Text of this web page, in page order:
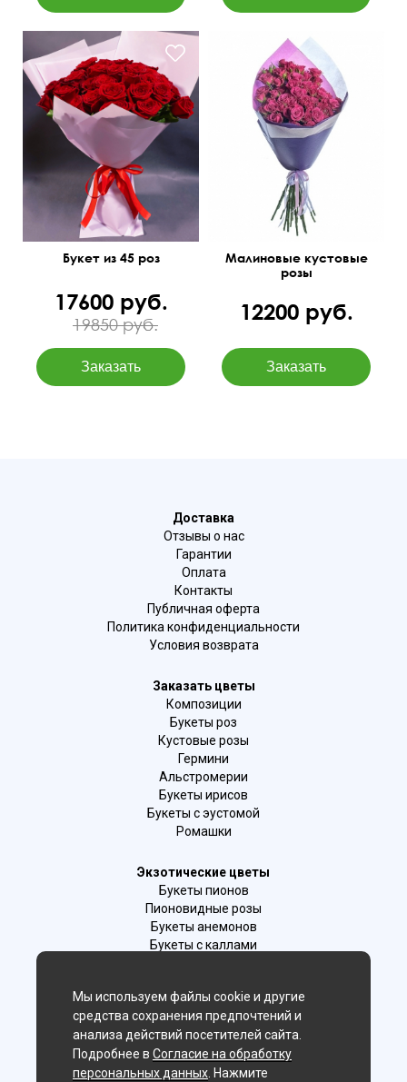
Букет из 45 роз
17600 руб.
19850 руб.
Малиновые кустовые
розы
12200 руб.
Доставка
Отзывы о нас
Гарантии
Оплата
Контакты
Публичная оферта
Политика конфиденциальности
Условия возврата
Заказать цветы
Композиции
Букеты роз
Кустовые розы
Гермини
Альстромерии
Букеты ирисов
Букеты с эустомой
Ромашки
Экзотические цветы
Букеты пионов
Пионовидные розы
Букеты анемонов
Букеты с каллами
Лаванда
Гиацинты
Мы в соц. сетях:
Мы используем файлы cookie и другие
средства сохранения предпочтений и
анализа действий посетителей сайта.
Подробнее в Согласие на обработку
персональных данных . Нажмите